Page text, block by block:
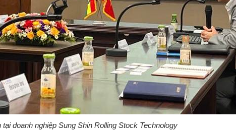
doanh nghiệp Sung Shin Rolling Stock Technology